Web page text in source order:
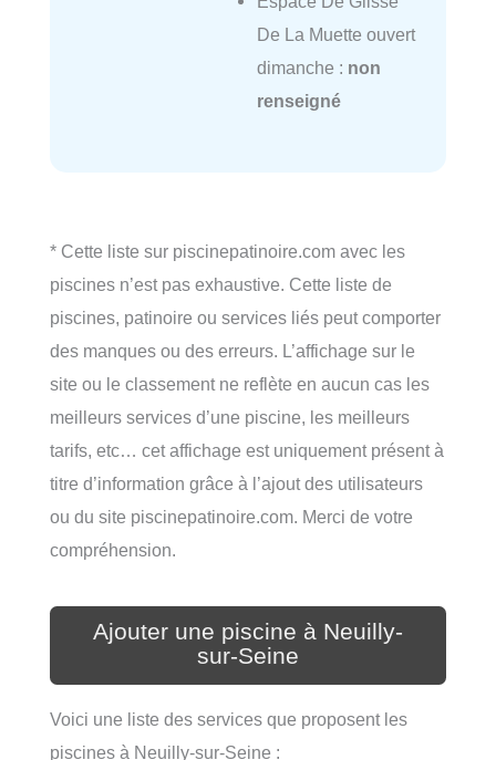
De La Muette ouvert
dimanche : non
renseigné
* Cette liste sur piscinepatinoire.com avec les
piscines n’est pas exhaustive. Cette liste de
piscines, patinoire ou services liés peut comporter
des manques ou des erreurs. L’affichage sur le
site ou le classement ne reflète en aucun cas les
meilleurs services d’une piscine, les meilleurs
tarifs, etc… cet affichage est uniquement présent à
titre d’information grâce à l’ajout des utilisateurs
ou du site piscinepatinoire.com. Merci de votre
compréhension.
Ajouter une piscine à Neuilly-
sur-Seine
Voici une liste des services que proposent les
piscines à Neuilly-sur-Seine :